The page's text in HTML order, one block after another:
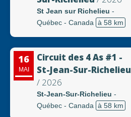
St Jean sur Richelieu -
Québec - Canada à 58 km
16
MAI
Circuit des 4 As #1 -
St-Jean-Sur-Richelieu
/ 2026
St-Jean-Sur-Richelieu -
Québec - Canada à 58 km